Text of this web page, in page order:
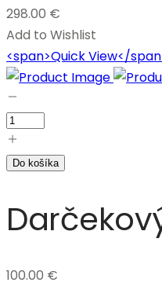
298.00 €
Add to Wishlist
<span>Quick View</
Do košíka
100.00 €